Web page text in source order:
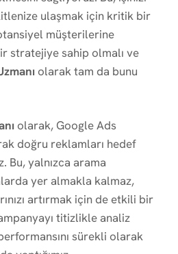
ulaşmak için kritik bir
müşterilerine
stratejiye sahip olmalı ve
olarak tam da bunu
olarak, Google Ads
doğru reklamları hedef
Bu, yalnızca arama
yer almakla kalmaz,
artırmak için de etkili bir
titizlikle analiz
sürekli olarak